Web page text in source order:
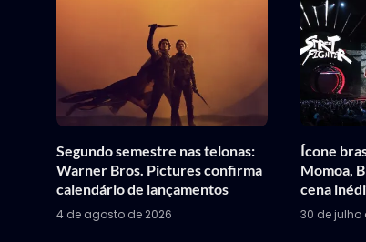
Segundo semestre nas telonas:
Warner Bros. Pictures confirma
calendário de lançamentos
4 de agosto de 2026
Ícone
Momoa,
cena
30 de julho